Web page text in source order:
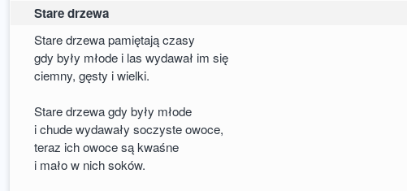
Stare drzewa
Stare drzewa pamiętają czasy
gdy były młode i las wydawał im się
ciemny, gęsty i wielki.
Stare drzewa gdy były młode
i chude wydawały soczyste owoce,
teraz ich owoce są kwaśne
i mało w nich soków.